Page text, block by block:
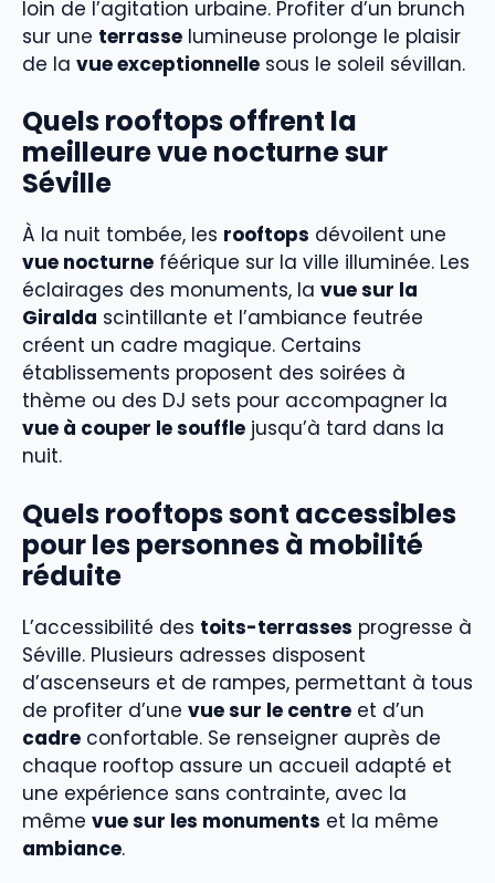
loin de l’agitation urbaine. Profiter d’un brunch
sur une terrasse lumineuse prolonge le plaisir
de la vue exceptionnelle sous le soleil sévillan.
Quels rooftops offrent la
meilleure vue nocturne sur
Séville
À la nuit tombée, les rooftops dévoilent une
vue nocturne féérique sur la ville illuminée. Les
éclairages des monuments, la vue sur la
Giralda scintillante et l’ambiance feutrée
créent un cadre magique. Certains
établissements proposent des soirées à
thème ou des DJ sets pour accompagner la
vue à couper le souffle jusqu’à tard dans la
nuit.
Quels rooftops sont accessibles
pour les personnes à mobilité
réduite
L’accessibilité des toits-terrasses progresse à
Séville. Plusieurs adresses disposent
d’ascenseurs et de rampes, permettant à tous
de profiter d’une vue sur le centre et d’un
cadre confortable. Se renseigner auprès de
chaque rooftop assure un accueil adapté et
une expérience sans contrainte, avec la
même vue sur les monuments et la même
ambiance.